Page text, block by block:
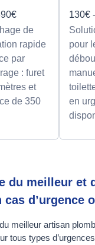
de
rapide
par
: furet
et
de 350
130€
pour
en
du meilleur
cas
meilleur artisan
tous types